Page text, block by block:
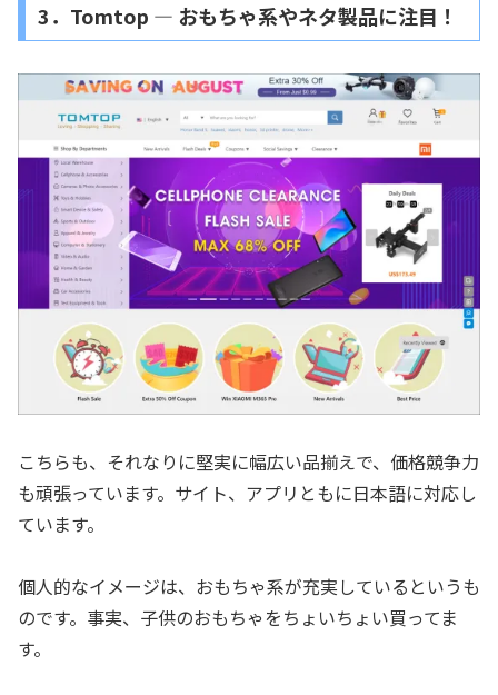
3．Tomtop ― おもちゃ系やネタ製品に注目！
こちらも、それなりに堅実に幅広い品揃えで、価格競争力
も頑張っています。サイト、アプリともに日本語に対応し
ています。
個人的なイメージは、おもちゃ系が充実しているというも
のです。事実、子供のおもちゃをちょいちょい買ってま
す。